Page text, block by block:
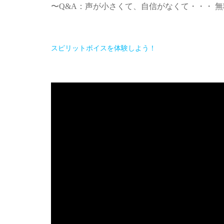
〜Q&A：声が小さくて、自信がなくて・・・
スピリットボイスを体験しよう！